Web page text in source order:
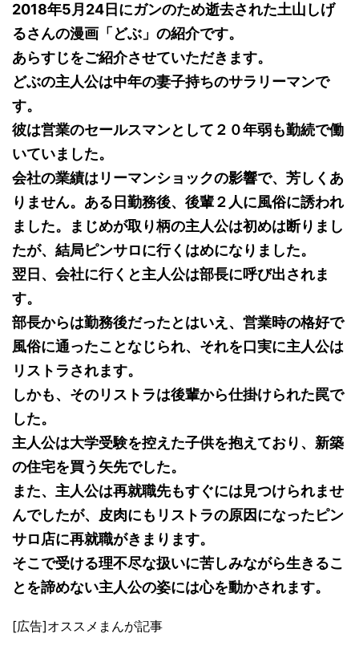
2018年5月24日にガンのため逝去された土山しげ
るさんの漫画「どぶ」の紹介です。
あらすじをご紹介させていただきます。
どぶの主人公は中年の妻子持ちのサラリーマンで
す。
彼は営業のセールスマンとして２０年弱も勤続で働
いていました。
会社の業績はリーマンショックの影響で、芳しくあ
りません。ある日勤務後、後輩２人に風俗に誘われ
ました。まじめが取り柄の主人公は初めは断りまし
たが、結局ピンサロに行くはめになりました。
翌日、会社に行くと主人公は部長に呼び出されま
す。
部長からは勤務後だったとはいえ、営業時の格好で
風俗に通ったことなじられ、それを口実に主人公は
リストラされます。
しかも、そのリストラは後輩から仕掛けられた罠で
した。
主人公は大学受験を控えた子供を抱えており、新築
の住宅を買う矢先でした。
また、主人公は再就職先もすぐには見つけられませ
んでしたが、皮肉にもリストラの原因になったピン
サロ店に再就職がきまります。
そこで受ける理不尽な扱いに苦しみながら生きるこ
とを諦めない主人公の姿には心を動かされます。
[広告]オススメまんが記事